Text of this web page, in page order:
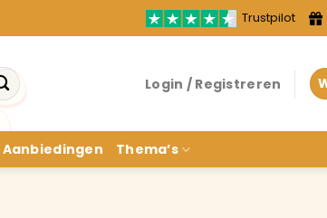
Trustpilot
Login / Registreren
Aanbiedingen Thema’s